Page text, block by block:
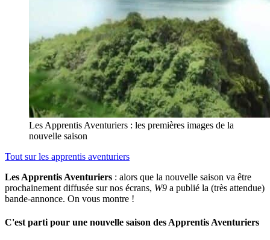
Les Apprentis Aventuriers : les premières images de la
nouvelle saison
Tout surles apprentis aventuriers
Les Apprentis Aventuriers : alors que la nouvelle saison va être
prochainement diffusée sur nos écrans, W9 a publié la (très attendue)
bande-annonce. On vous montre !
C'est parti pour une nouvelle saison des Apprentis Aventuriers